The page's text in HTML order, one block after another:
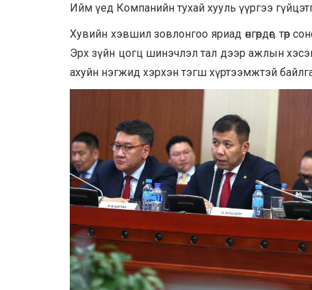
Ийм үед Компанийн тухай хууль үүргээ
Хувийн хэвшил зовлонгоо яриад өнгөрдөг, төр
Эрх зүйн цогц шинэчлэл тал дээр ажлын
ахуйн нэгжид хэрхэн тэгш хүртээмжтэй